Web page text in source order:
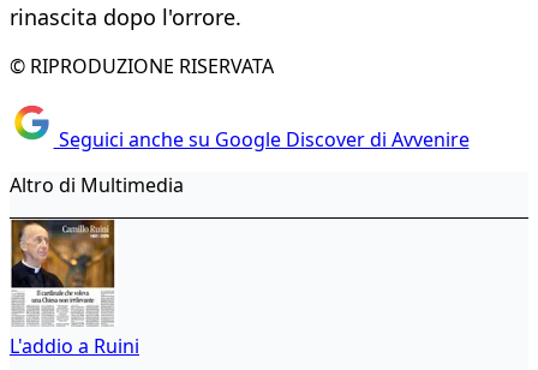
rinascita dopo l'orrore.
© RIPRODUZIONE RISERVATA
Seguici anche su Google Discover di Avvenire
Altro di Multimedia
L'addio a Ruini